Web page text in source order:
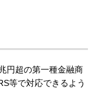
円超の第一種金融商
等で対応できるよう